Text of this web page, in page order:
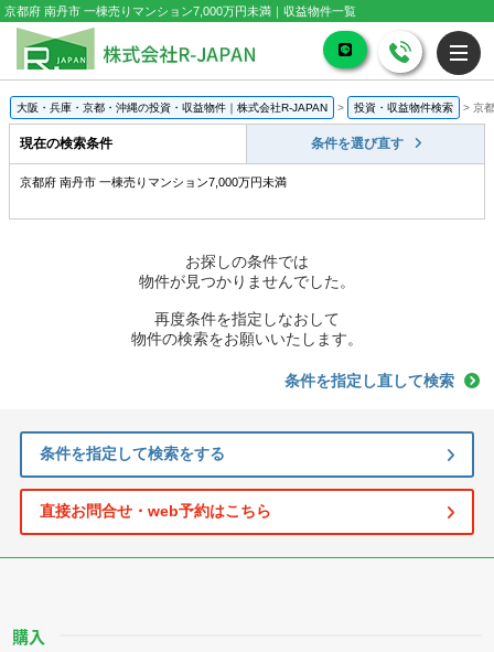
京都府 南丹市 一棟売りマンション7,000万円未満｜収益物件一覧
大阪・兵庫・京都・沖縄の投資・収益物件｜株式会社R-JAPAN > 投資・収益物件検索 > 京
現在の検索条件 条件を選び直す
京都府 南丹市 一棟売りマンション7,000万円未満
お探しの条件では
物件が見つかりませんでした。
再度条件を指定しなおして
物件の検索をお願いいたします。
条件を指定し直して検索
条件を指定して検索をする
直接お問合せ・web予約はこちら
購入